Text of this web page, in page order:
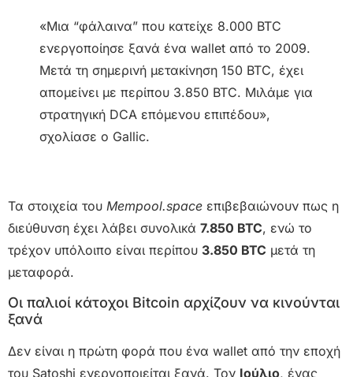
«Μια “φάλαινα” που κατείχε 8.000 BTC
ενεργοποίησε ξανά ένα wallet από το 2009.
Μετά τη σημερινή μετακίνηση 150 BTC, έχει
απομείνει με περίπου 3.850 BTC. Μιλάμε για
στρατηγική DCA επόμενου επιπέδου»,
σχολίασε ο Gallic.
Τα στοιχεία του Mempool.space επιβεβαιώνουν πως η
διεύθυνση έχει λάβει συνολικά 7.850 BTC, ενώ το
τρέχον υπόλοιπο είναι περίπου 3.850 BTC μετά τη
μεταφορά.
Οι παλιοί κάτοχοι Bitcoin αρχίζουν να κινούνται
ξανά
Δεν είναι η πρώτη φορά που ένα wallet από την εποχή
του Satoshi ενεργοποιείται ξανά. Τον Ιούλιο, ένας